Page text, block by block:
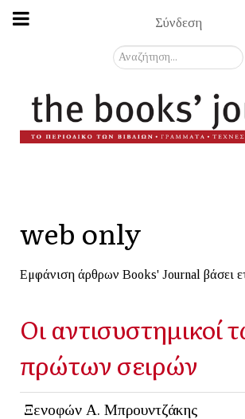
Σύνδεση
Αναζήτηση...
web only
Εμφάνιση άρθρων Books' Journal βάσει
Οι αντισυστημικοί
πρώτων σειρών
Ξενοφών Α. Μπρουντζάκης